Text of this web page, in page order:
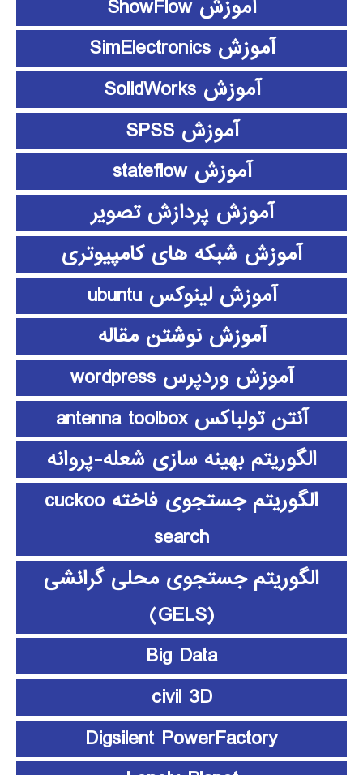
آموزش ShowFlow
آموزش SimElectronics
آموزش SolidWorks
آموزش SPSS
آموزش stateflow
آموزش پردازش تصویر
آموزش شبکه های کامپیوتری
آموزش لینوکس ubuntu
آموزش نوشتن مقاله
آموزش وردپرس wordpress
آنتن تولباکس antenna toolbox
الگوریتم بهینه سازی شعله-پروانه
الگوریتم جستجوی فاخته cuckoo
search
الگوریتم جستجوی محلی گرانشی
(GELS)
Big Data
civil 3D
Digsilent PowerFactory